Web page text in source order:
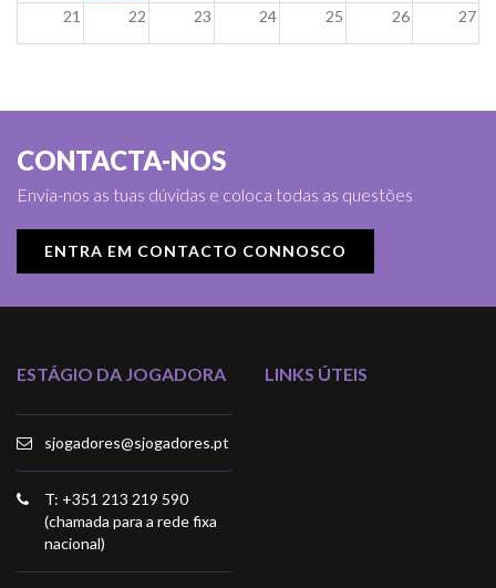
21
22 23 24 25 26 27
CONTACTA-NOS
Envia-nos as tuas dúvidas e coloca todas as questões
ENTRA EM CONTACTO CONNOSCO
ESTÁGIO DA JOGADORA
sjogadores@sjogadores.pt
T: +351 213 219 590
(chamada para a rede fixa
nacional)
LINKS ÚTEIS